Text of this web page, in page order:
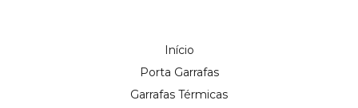
Início
Porta Garrafas
Garrafas Térmicas